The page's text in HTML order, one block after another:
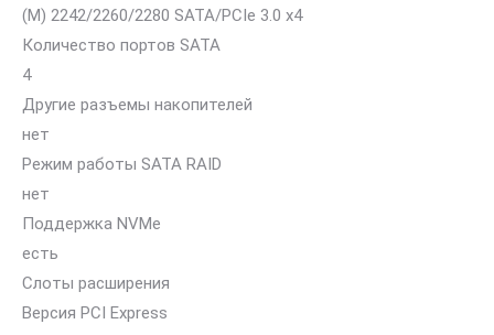
(M) 2242/2260/2280 SATA/PCIe 3.0 x4
Количество портов SATA
4
Другие разъемы накопителей
нет
Режим работы SATA RAID
нет
Поддержка NVMe
есть
Слоты расширения
Версия PCI Express